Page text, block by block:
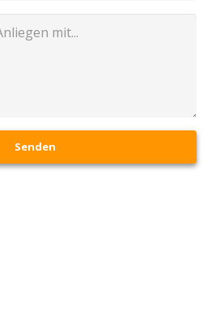
Senden